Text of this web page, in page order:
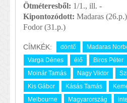
Ötméteresből: 1/1., ill. -
Kipontozódott: Madaras
Fodor (31.p.)
CÍMKÉK: döntő Madaras
Varga Dénes
élő Biros Péter
Molnár Tamás
Nagy Viktor
Kis Gábor
Kásás Tamás
Melbourne
Magyarország